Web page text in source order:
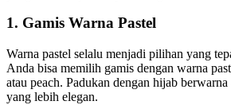
1. Gamis Warna Pastel
Warna pastel selalu menjadi pilihan yang
Anda bisa memilih gamis dengan warna
atau peach. Padukan dengan hijab
yang lebih elegan.